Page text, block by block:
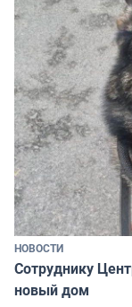
НОВОСТИ
Сотруднику
новый дом